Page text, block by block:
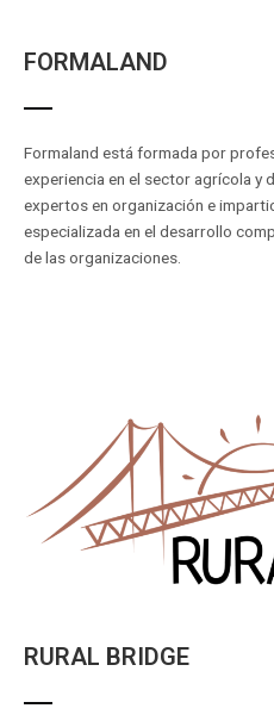
FORMALAND
Formaland está formada por
experiencia en el sector agrícola y
expertos en organización e
especializada en el desarrollo
de las organizaciones.
RURAL BRIDGE